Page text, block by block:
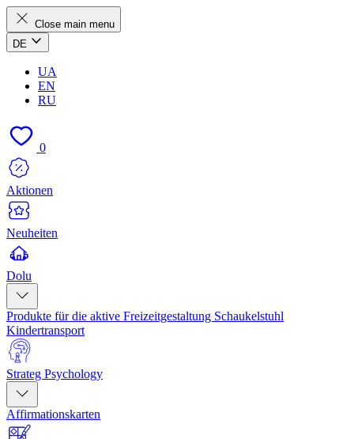
Close main menu
DE
UA
EN
RU
0
Aktionen
Neuheiten
Dolu
Produkte für die aktive Freizeitgestaltung Schaukelstuhl
Kindertransport
Strateg Psychology
Affirmationskarten